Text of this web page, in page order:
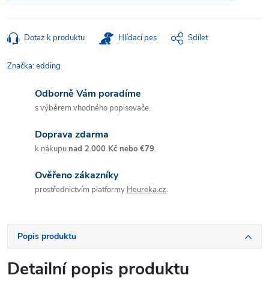
Dotaz k produktu Hlídací pes Sdílet
Značka:edding
Odborně Vám poradíme
s výběrem vhodného popisovače.
Doprava zdarma
k nákupunad 2.000 Kč nebo €79.
Ověřeno zákazníky
prostřednictvím platformy Heureka.cz.
Popis produktu
Detailní popis produktu